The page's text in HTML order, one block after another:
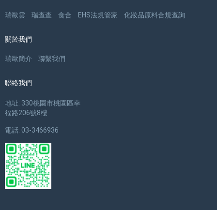
瑞歐雲 瑞查查 食合 EHS法規管家 化妝品原料合規查詢
關於我們
瑞歐簡介 聯繫我們
聯絡我們
地址: 330桃園市桃園區幸
福路206號8樓
電話: 03-3466936